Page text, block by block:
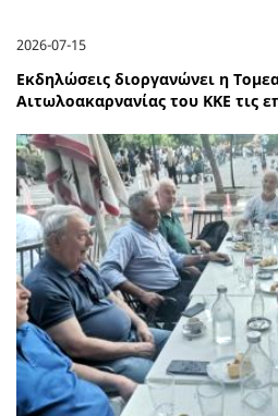
2026-07-15
Εκδηλώσεις διοργανώνει η
Αιτωλοακαρνανίας του ΚΚΕ τις